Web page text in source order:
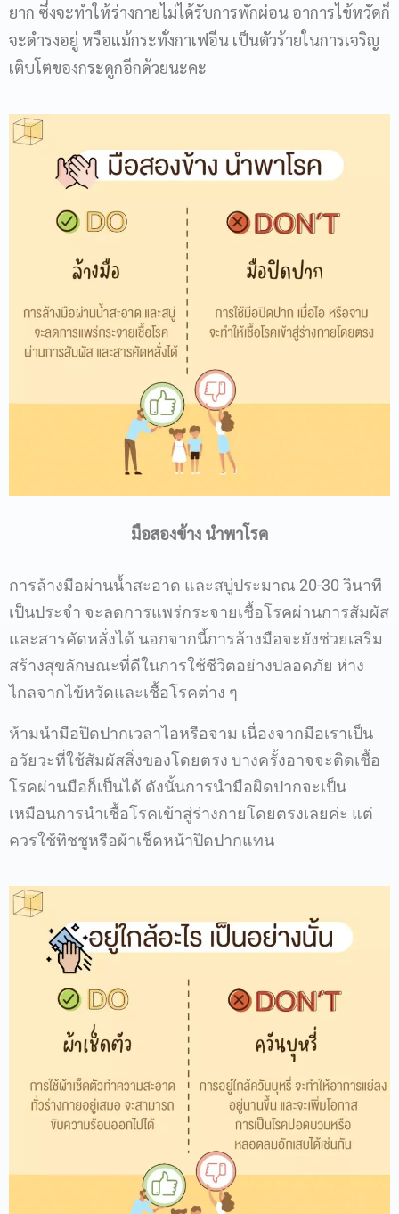
ยาก ซึ่งจะทำให้ร่างกายไม่ได้รับการพักผ่อน อาการไข้หวัดก็
จะดำรงอยู่ หรือแม้กระทั่งกาเฟอีน เป็นตัวร้ายในการเจริญ
เติบโตของกระดูกอีกด้วยนะคะ
มือสองข้าง นำพาโรค
การล้างมือผ่านน้ำสะอาด และสบู่ประมาณ 20-30 วินาที
เป็นประจำ จะลดการแพร่กระจายเชื้อโรคผ่านการสัมผัส
และสารคัดหลั่งได้ นอกจากนี้การล้างมือจะยังช่วยเสริม
สร้างสุขลักษณะที่ดีในการใช้ชีวิตอย่างปลอดภัย ห่าง
ไกลจากไข้หวัดและเชื้อโรคต่าง ๆ
ห้ามนำมือปิดปากเวลาไอหรือจาม เนื่องจากมือเราเป็น
อวัยวะที่ใช้สัมผัสสิ่งของโดยตรง บางครั้งอาจจะติดเชื้อ
โรคผ่านมือก็เป็นได้ ดังนั้นการนำมือผิดปากจะเป็น
เหมือนการนำเชื้อโรคเข้าสู่ร่างกายโดยตรงเลยค่ะ แต่
ควรใช้ทิชชูหรือผ้าเช็ดหน้าปิดปากแทน